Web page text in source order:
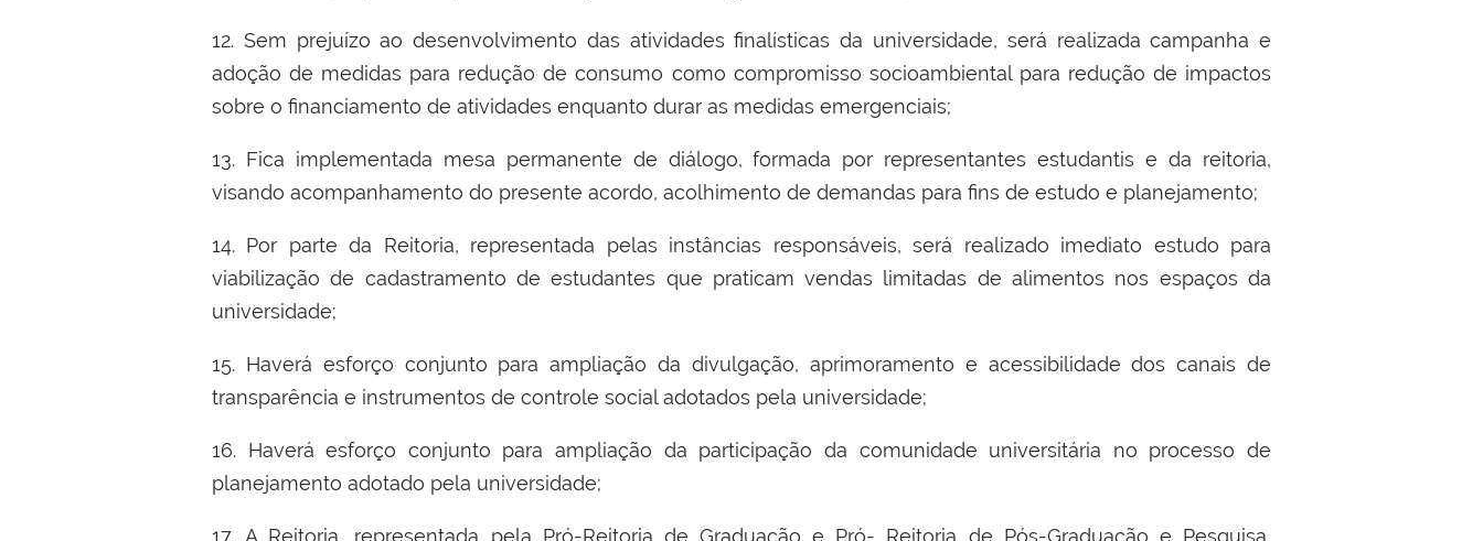
12. Sem prejuízo ao desenvolvimento das atividades finalísticas da universidade, será realizada campanha e
adoção de medidas para redução de consumo como compromisso socioambiental para redução de impactos
sobre o financiamento de atividades enquanto durar as medidas emergenciais;
13. Fica implementada mesa permanente de diálogo, formada por representantes estudantis e da reitoria,
visando acompanhamento do presente acordo, acolhimento de demandas para fins de estudo e planejamento;
14. Por parte da Reitoria, representada pelas instâncias responsáveis, será
realizado imediato estudo para
viabilização de cadastramento de estudantes que praticam vendas limitadas de alimentos nos espaços da
universidade;
15. Haverá esforço conjunto para ampliação da divulgação, aprimoramento e acessibilidade dos canais de
transparência e instrumentos de controle social adotados pela universidade;
16. Haverá esforço conjunto para ampliação da participação da comunidade universitária no processo de
planejamento adotado pela universidade;
17. A Reitoria, representada pela Pró-Reitoria de Graduação e Pró- Reitoria de Pós-Graduação e Pesquisa,